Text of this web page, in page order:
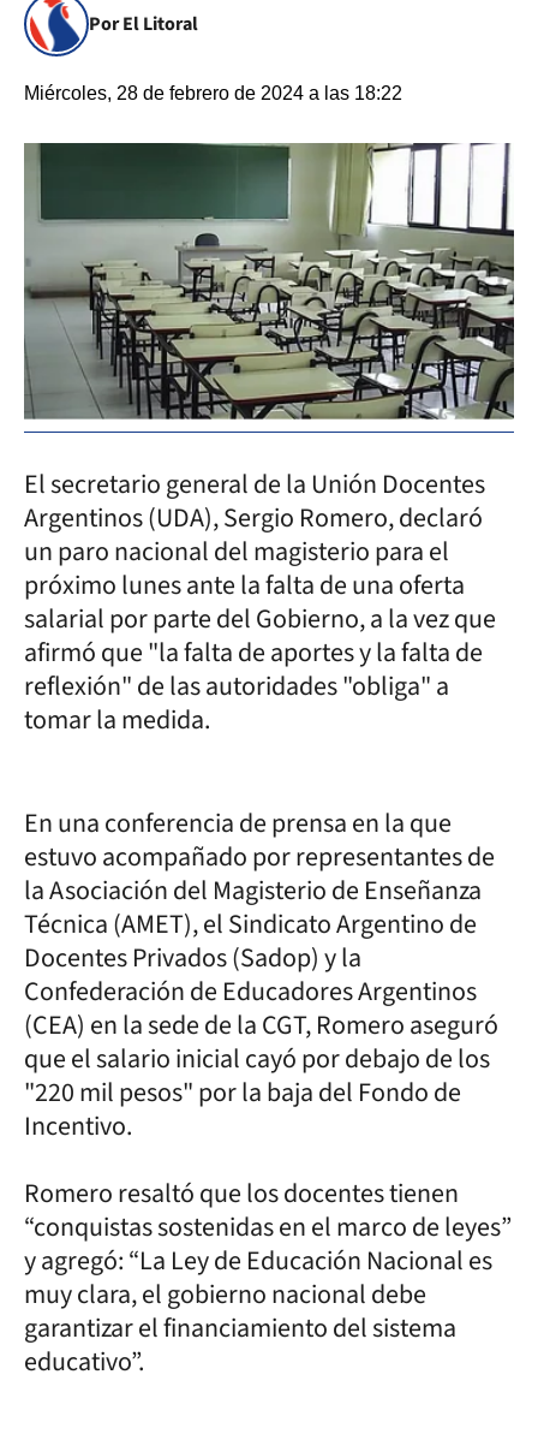
Por El Litoral
Miércoles, 28 de febrero de 2024 a las 18:22
El secretario general de la Unión Docentes
Argentinos (UDA), Sergio Romero, declaró
un paro nacional del magisterio para el
próximo lunes ante la falta de una oferta
salarial por parte del Gobierno, a la vez que
afirmó que "la falta de aportes y la falta de
reflexión" de las autoridades "obliga" a
tomar la medida.
En una conferencia de prensa en la que
estuvo acompañado por representantes de
la Asociación del Magisterio de Enseñanza
Técnica (AMET), el Sindicato Argentino de
Docentes Privados (Sadop) y la
Confederación de Educadores Argentinos
(CEA) en la sede de la CGT, Romero aseguró
que el salario inicial cayó por debajo de los
"220 mil pesos" por la baja del Fondo de
Incentivo.
Romero resaltó que los docentes tienen
“conquistas sostenidas en el marco de leyes”
y agregó: “La Ley de Educación Nacional es
muy clara, el gobierno nacional debe
garantizar el financiamiento del sistema
educativo”.